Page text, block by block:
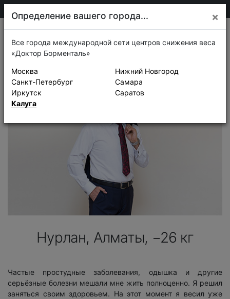
Истории успеха
Нурлан, Алматы, −26 кг
Частые простудные заболевания, одышка и другие
серьёзные болезни мешали мне жить полноценно. Я решил
заняться своим здоровьем. На этот момент я весил уже
Определение вашего города... ×
Все города международной сети центров снижения веса
«Доктор Борменталь»
Москва
Санкт-Петербург
Иркутск
Калуга
Нижний Новгород
Самара
Саратов